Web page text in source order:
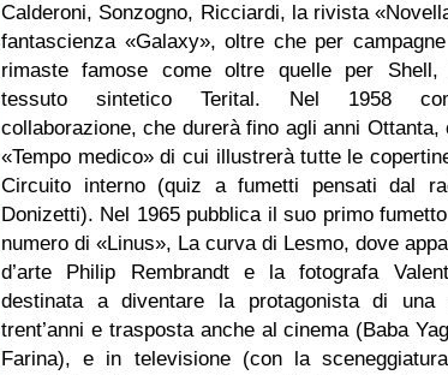
Calderoni, Sonzogno, Ricciardi, la rivista
fantascienza «Galaxy», oltre che per
rimaste famose come oltre quelle per
tessuto sintetico Terital. Nel 1958
collaborazione, che durerà fino agli anni
«Tempo medico» di cui illustrerà tutte le
Circuito interno (quiz a fumetti pensati dal
Donizetti). Nel 1965 pubblica il suo primo
numero di «Linus», La curva di Lesmo, dove
d’arte Philip Rembrandt e la fotografa
destinata a diventare la protagonista di una
trent’anni e trasposta anche al cinema (Baba
Farina), e in televisione (con la